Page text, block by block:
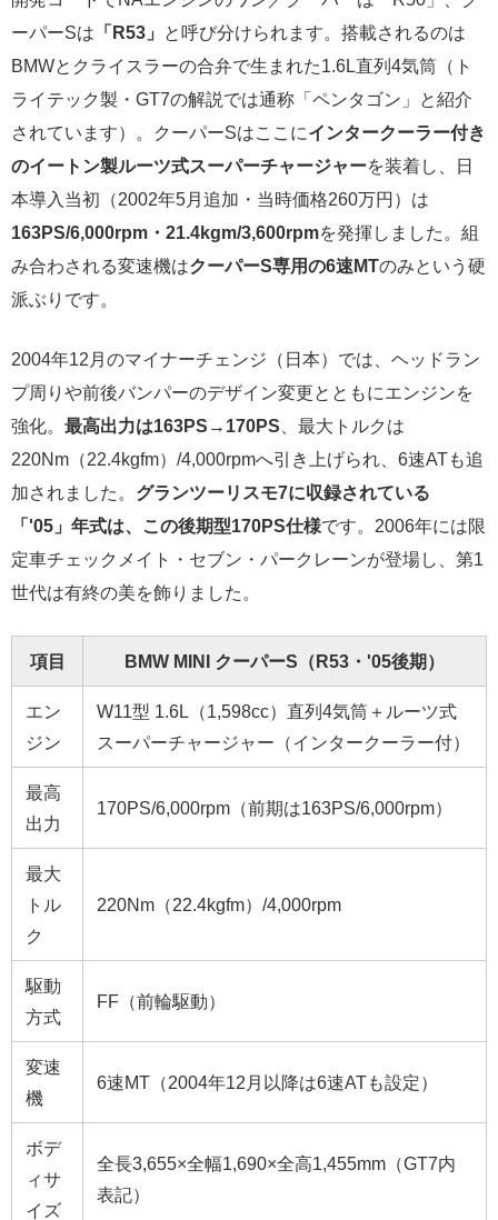
ーパーSは 「R53」
と呼び分けられます。搭載されるのは
BMWとクライスラーの合弁で生まれた1.6L直列4気筒（ト
ライテック製・GT7の解説では通称「ペンタゴン」と紹介
されています）。クーパーSはここにインタークーラー付き
のイートン製ルーツ式スーパーチャージャーを装着し、日
本導入当初（2002年5月追加・当時価格260万円）は
163PS/6,000rpm・21.4kgm/3,600rpmを発揮しました。組
み合わされる変速機はクーパーS専用の6速MTのみという硬
派ぶりです。
2004年12月のマイナーチェンジ（日本）では、ヘッドラン
プ周りや前後バンパーのデザイン変更とともにエンジンを
強化。 最高出力は163PS→170PS 、最大トルクは
220Nm（22.4kgfm）/4,000rpmへ引き上げられ、6速ATも追
加されました。 グランツーリスモ7に収録されている
「'05」年式は、この後期型170PS仕様です。2006年には限
定車チェックメイト・セブン・パークレーンが登場し、第1
世代は有終の美を飾りました。
項目 BMW MINI クーパーS（R53・'05後期）
エン
ジン
W11型 1.6L（1,598cc）直列4気筒＋ルーツ式
スーパーチャージャー（インタークーラー付）
最高
出力
170PS/6,000rpm（前期は163PS/6,000rpm）
最大
トル
ク
220Nm（22.4kgfm）/4,000rpm
駆動
方式
FF（前輪駆動）
変速
機
6速MT（2004年12月以降は6速ATも設定）
ボデ
ィサ
イズ
全長3,655×全幅1,690×全高1,455mm（GT7内
表記）